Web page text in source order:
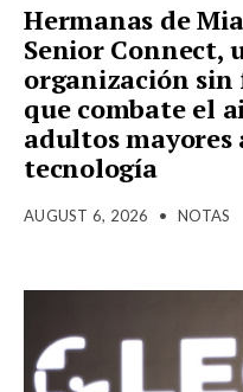
Hermanas de
Senior Connect,
organización sin
que combate el
adultos mayores
tecnología
AUGUST 6, 2026 • NOTAS